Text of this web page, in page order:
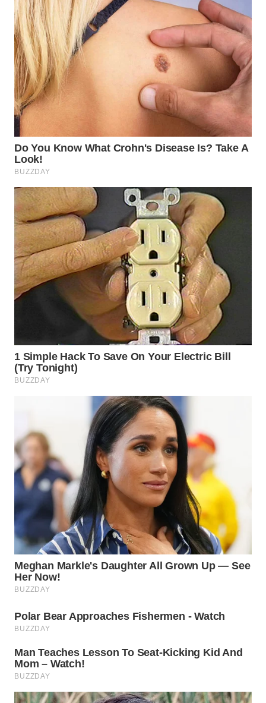
WN
TAPANULI
UTARA
WN
SAMOSIR
LAWAS
WN
WN
CIANJUR
WN
KEPULAUAN
SERIBU
WN
BINJAI
WN
INDRAMAYU
WN
KUNINGAN
WN
MAJALENGKA
WN
SUBANG
WN
WN
PURWAKARTA